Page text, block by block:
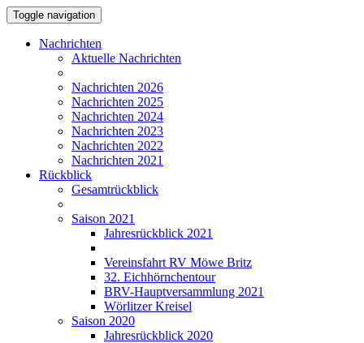
Toggle navigation
Nachrichten
Aktuelle Nachrichten
Nachrichten 2026
Nachrichten 2025
Nachrichten 2024
Nachrichten 2023
Nachrichten 2022
Nachrichten 2021
Rückblick
Gesamtrückblick
Saison 2021
Jahresrückblick 2021
Vereinsfahrt RV Möwe Britz
32. Eichhörnchentour
BRV-Hauptversammlung 2021
Wörlitzer Kreisel
Saison 2020
Jahresrückblick 2020